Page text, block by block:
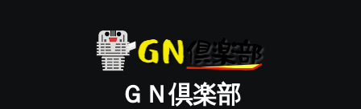
ＧＮ倶楽部